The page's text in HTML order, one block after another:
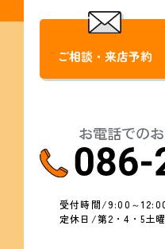
ご相談・来店予約
お電話での
受付時間/9:00～
定休日/第2・4・5土